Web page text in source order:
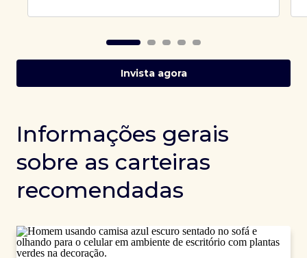
Invista agora
Informações gerais
sobre as carteiras
recomendadas